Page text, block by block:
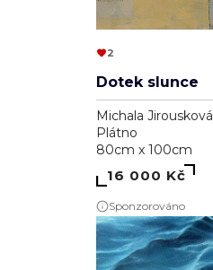
2
Dotek slunce
Michala Jirousková
Plátno
80cm x 100cm
16 000 Kč
Sponzorováno